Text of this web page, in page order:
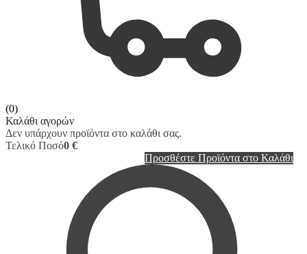
(0)
Καλάθι αγορών
Δεν υπάρχουν προϊόντα στο καλάθι σας.
Τελικό Ποσό0 €
Προσθέστε Προϊόντα στο Καλάθι